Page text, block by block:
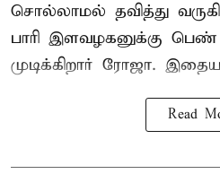
சொல்லாமல் தவித்து
பாரி இளவழகனுக்கு பெண்
முடிக்கிறார் ரோஜா.
Read